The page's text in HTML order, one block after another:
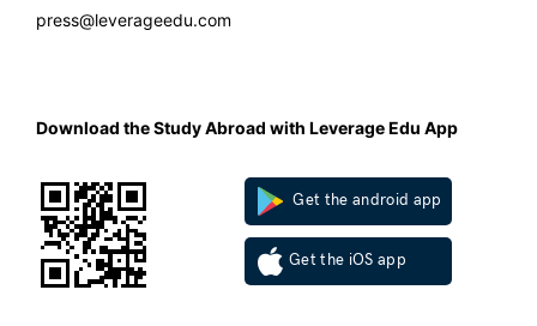
press@leverageedu.com
Download the Study Abroad with Leverage Edu App
Get the android app
Get the iOS app